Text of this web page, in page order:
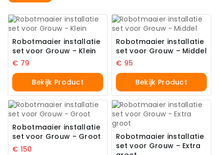
Robotmaaier installatie
set voor Grouw – Klein
€ 79
Bekijk Product
Robotmaaier installatie
set voor Grouw – Middel
€ 95
Bekijk Product
Robotmaaier installatie
set voor Grouw – Groot
€ 150
Robotmaaier installatie
set voor Grouw – Extra